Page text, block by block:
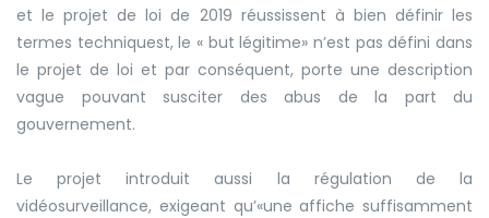
et le projet de loi de 2019 réussissent à bien définir les
termes techniquest, le « but légitime» n’est pas défini dans
le projet de loi et par conséquent, porte une description
vague pouvant susciter des abus de la part du
gouvernement.
Le projet introduit aussi la régulation de la
vidéosurveillance, exigeant qu’«une affiche suffisamment